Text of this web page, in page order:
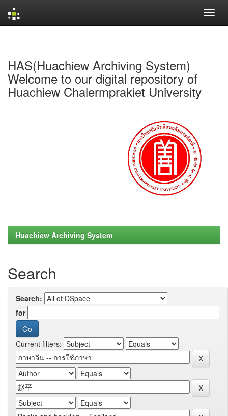
HAS(Huachiew Archiving System)
Welcome to our digital repository of
Huachiew Chalermprakiet University
Huachiew Archiving System
Search
Search:
for
Current filters: